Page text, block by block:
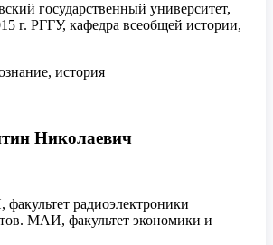
государственный университет,
г. РГГУ, кафедра всеобщей истории,
история
Николаевич
радиоэлектроники
МАИ, факультет экономики и